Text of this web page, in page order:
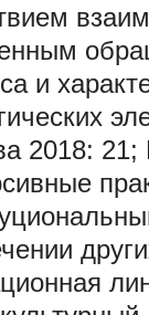
и
2018: 21;